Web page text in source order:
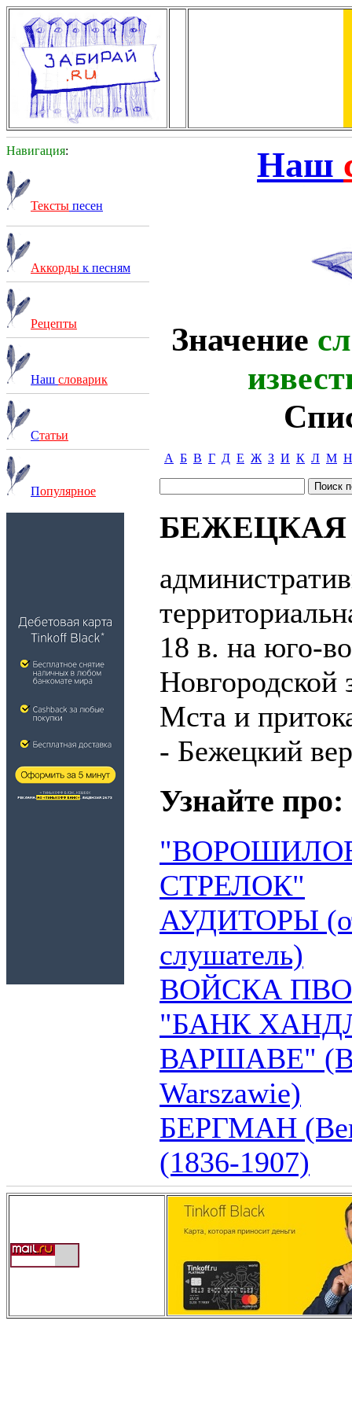
Навигация:
Тексты песен
Аккорды к песням
Рецепты
Наш словарик
Статьи
Популярное
Наш
Значение
А Б В Г Д Е Ж З И К Л М Н
18 в. на юго-
Мста и
- Бежецкий
Узнайте про:
СТРЕЛОК"
АУДИТОРЫ
слушатель)
ВОЙСКА ПВО
"БАНК
ВАРШАВЕ"
Warszawie)
БЕРГМАН
(1836-1907)